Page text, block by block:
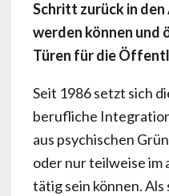
Schritt zurück in
werden können und
Türen für die
Seit 1986 setzt sich
berufliche
aus psychischen
oder nur teilweise im
tätig sein können.